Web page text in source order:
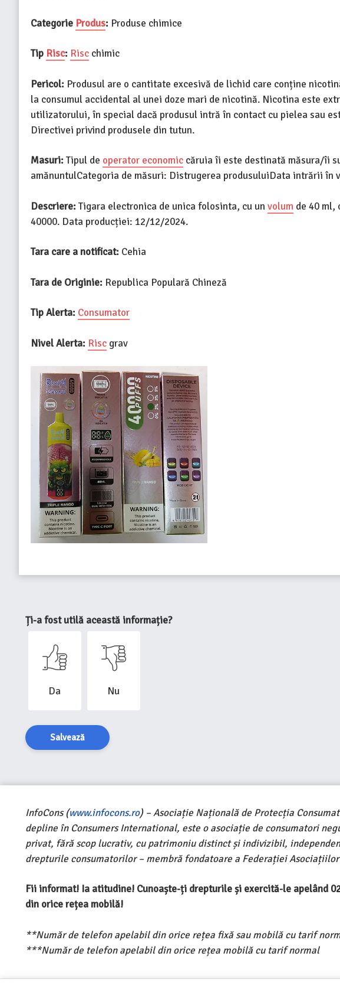
Categorie Produs: Produse chimice
Tip Risc: Risc chimic
Pericol: Produsul are o cantitate excesivă de lichid care conține
la consumul accidental al unei doze mari de nicotină. Nicotina este
utilizatorului, în special dacă produsul intră în contact cu pielea sau
Directivei privind produsele din tutun.
Masuri:Tipul de operator economic căruia îi este destinată măsura/îi
amănuntulCategoria de măsuri: Distrugerea produsuluiData intrării în
Descriere:Tigara electronica de unica folosinta, cu un volum de 40 ml,
40000. Data producției: 12/12/2024.
Tara care a notificat: Cehia
Tara de Originie: Republica Populară Chineză
Tip Alerta: Consumator
Nivel Alerta: Risc grav
Ți-a fost utilă această informație?
Da Nu
Salvează
InfoCons (www.infocons.ro) – Asociație Națională de Protecția
depline în Consumers International, este o asociație de consumatori
privat, fără scop lucrativ, cu patrimoniu distinct și indivizibil,
drepturile consumatorilor – membră fondatoare a Federației Asociațiilor
Fii informat! Ia atitudine! Cunoaște-ți drepturile și exercită-le apelând
din orice rețea mobilă!
**Număr de telefon apelabil din orice rețea fixă sau mobilă cu tarif
***Număr de telefon apelabil din orice rețea mobilă cu tarif normal